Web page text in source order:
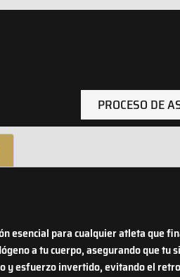
PROCESO DE
esencial para cualquier atleta que
a tu cuerpo, asegurando que
esfuerzo invertido, evitando el